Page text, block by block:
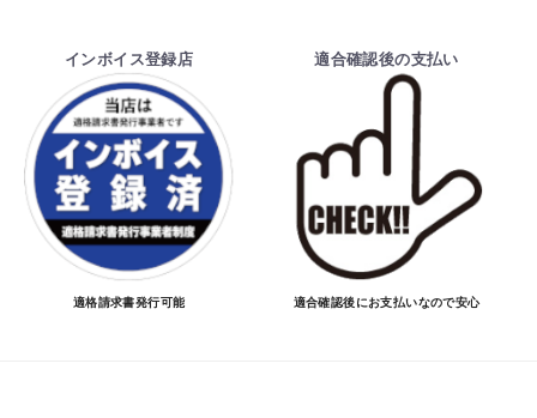
インボイス登録店
適格請求書発行可能
適合確認後の支払い
適合確認後にお支払いなので安心